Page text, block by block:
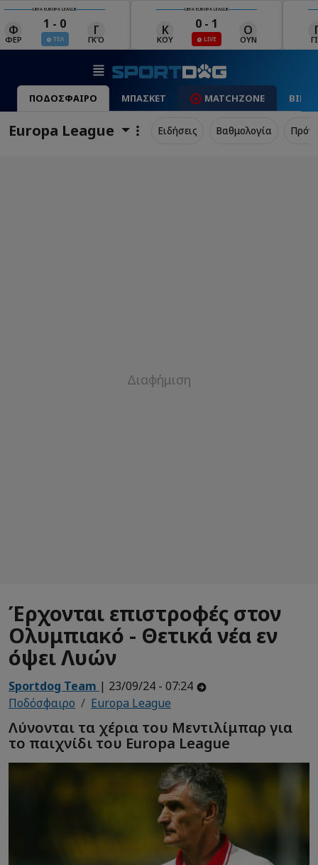
UEFA EUROPA LEAGUE
Κ 0 - 1
ΟΥΝ
UEFA EUROPA LEAGUE
ΓΙΑ
0 - 0 Ρ
ΡΈΙ ΜΑΚ
ΠΟΔΟΣΦΑΙΡΟ ΜΠΑΣΚΕΤ MATCHZONE
Europa League Ειδήσεις Βαθμολογία
Έρχονται επιστροφές στον
Ολυμπιακό - Θετικά νέα εν
όψει Λυών
Sportdog Team | 23/09/24 - 07:24
Ποδόσφαιρο
Europa League
Λύνονται τα χέρια του Μεντιλίμπαρ για
το παιχνίδι του Europa League